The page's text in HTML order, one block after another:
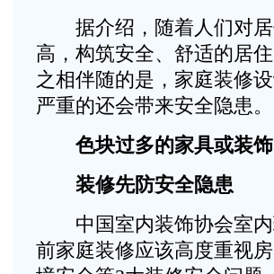
据介绍，随着人们对居
高，构筑安全、舒适的居
之相伴随的是，家庭装修
严重的还会带来安全隐患。
色块过多的家具或装
装修先防安全隐患
中国室内装饰协会室内
前家庭装修应该高度重视